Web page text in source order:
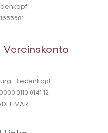
Biedenkopf
0110 0141 12